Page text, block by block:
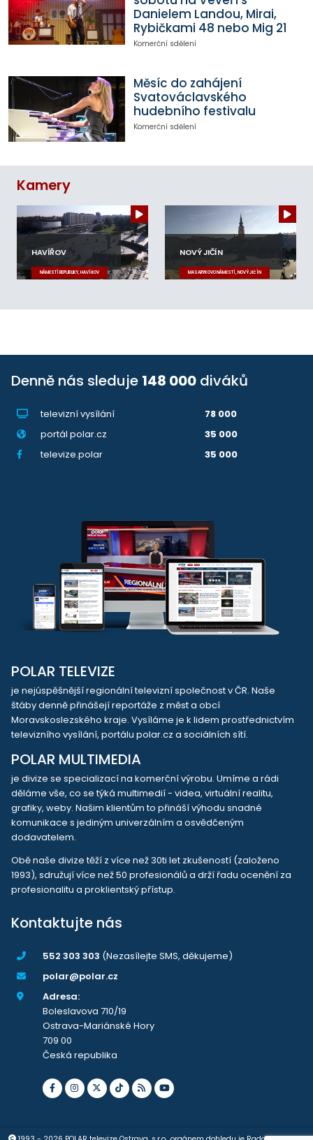
Danielem Landou, Mirai,
Rybičkami 48 nebo Mig 21
Komerční sdělení
Měsíc do zahájení
Svatováclavského
hudebního festivalu
Komerční sdělení
Kamery
HAVÍŘOV
NÁMĚSTÍ REPUBLIKY, HAVÍŘOV
NOVÝ JIČÍN
MASARYKOVO NÁMĚSTÍ, NOVÝ JIČÍN
Denně nás sleduje 148 000 diváků
televizní vysílání
78 000
portál polar.cz
35 000
televize.polar
35 000
POLAR TELEVIZE
je nejúspěšnější regionální televizní společnost v ČR. Naše
štáby denně přinášejí reportáže z měst a obcí
Moravskoslezského kraje. Vysíláme je k lidem prostřednictvím
televizního vysílání, portálu polar.cz a sociálních sítí.
POLAR MULTIMEDIA
je divize se specializací na komerční výrobu. Umíme a rádi
děláme vše, co se týká multimedií - videa, virtuální realitu,
grafiky, weby. Našim klientům to přináší výhodu snadné
komunikace s jediným univerzálním a osvědčeným
dodavatelem.
Obě naše divize těží z více než 30ti let zkušeností (založeno
1993), sdružují více než 50 profesionálů a drží řadu ocenění za
profesionalitu a proklientský přístup.
Kontaktujte nás
552 303 303 (Nezasílejte SMS, děkujeme)
polar@polar.cz
Adresa:
Boleslavova 710/19
Ostrava-Mariánské Hory
709 00
Česká republika